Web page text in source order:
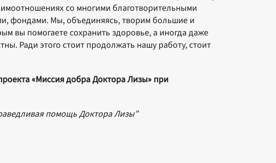
со многими благотворительными
фондами. Мы, объединяясь, творим большие и
вы помогаете сохранить здоровье, а иногда даже
Ради этого стоит продолжать нашу работу, стоит
«Миссия добра Доктора Лизы» при
помощь Доктора Лизы”